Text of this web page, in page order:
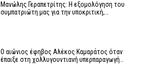
Μανώλης Γεραπετρίτης: Η εξομολόγηση του
συμπατριώτη μας για την υποκριτική,…
Ο αιώνιος έφηβος Αλέκος Καμαράτος όταν
έπαιξε στη χολλυγουντιανή υπερπαραγωγή…